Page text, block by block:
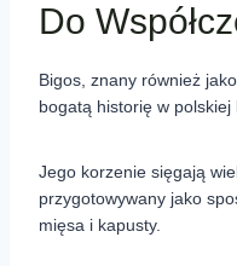
Do
Bigos, znany również
bogatą historię w polskiej
Jego korzenie sięgają
przygotowywany jako
mięsa i kapusty.